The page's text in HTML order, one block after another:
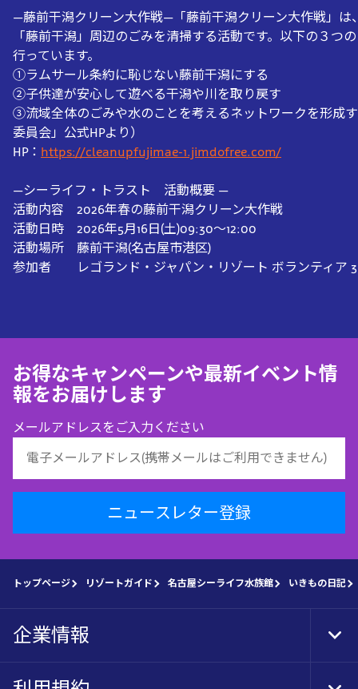
―藤前干潟クリーン大作戦―「藤前干潟クリーン大作戦」は
「藤前干潟」周辺のごみを清掃する活動です。以下の３つ
行っています。
①ラムサール条約に恥じない藤前干潟にする
②子供達が安心して遊べる干潟や川を取り戻す
③流域全体のごみや水のことを考えるネットワークを形成
委員会」公式HPより）
HP： https://cleanupfujimae-1.jimdofree.com/
―シーライフ・トラスト 活動概要 ―
活動内容 2026年春の藤前干潟クリーン大作戦
活動日時 2026年5月16日(土)09:30〜12:00
活動場所 藤前干潟(名古屋市港区)
参加者 レゴランド・ジャパン・リゾート ボランティア
お得なキャンペーンや最新イベント情
報をお届けします
メールアドレスをご入力ください
ニュースレター登録
トップページ リゾートガイド 名古屋シーライフ水族館 いきもの日記
企業情報